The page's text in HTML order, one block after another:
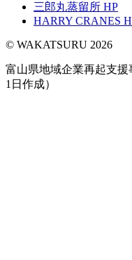
三郎丸蒸留所 HP
HARRY CRANES
© WAKATSURU 2026
富山県地域企業再起支援
1日作成）